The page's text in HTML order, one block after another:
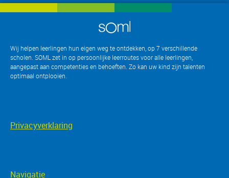
Wij helpen leerlingen hun eigen weg te ontdekken, op 7 verschillende
scholen. SOML zet in op persoonlijke leerroutes voor alle leerlingen,
aangepast aan competenties en behoeften. Zo kan uw kind zijn talenten
optimaal ontplooien
Privacyverklaring
Navigatie